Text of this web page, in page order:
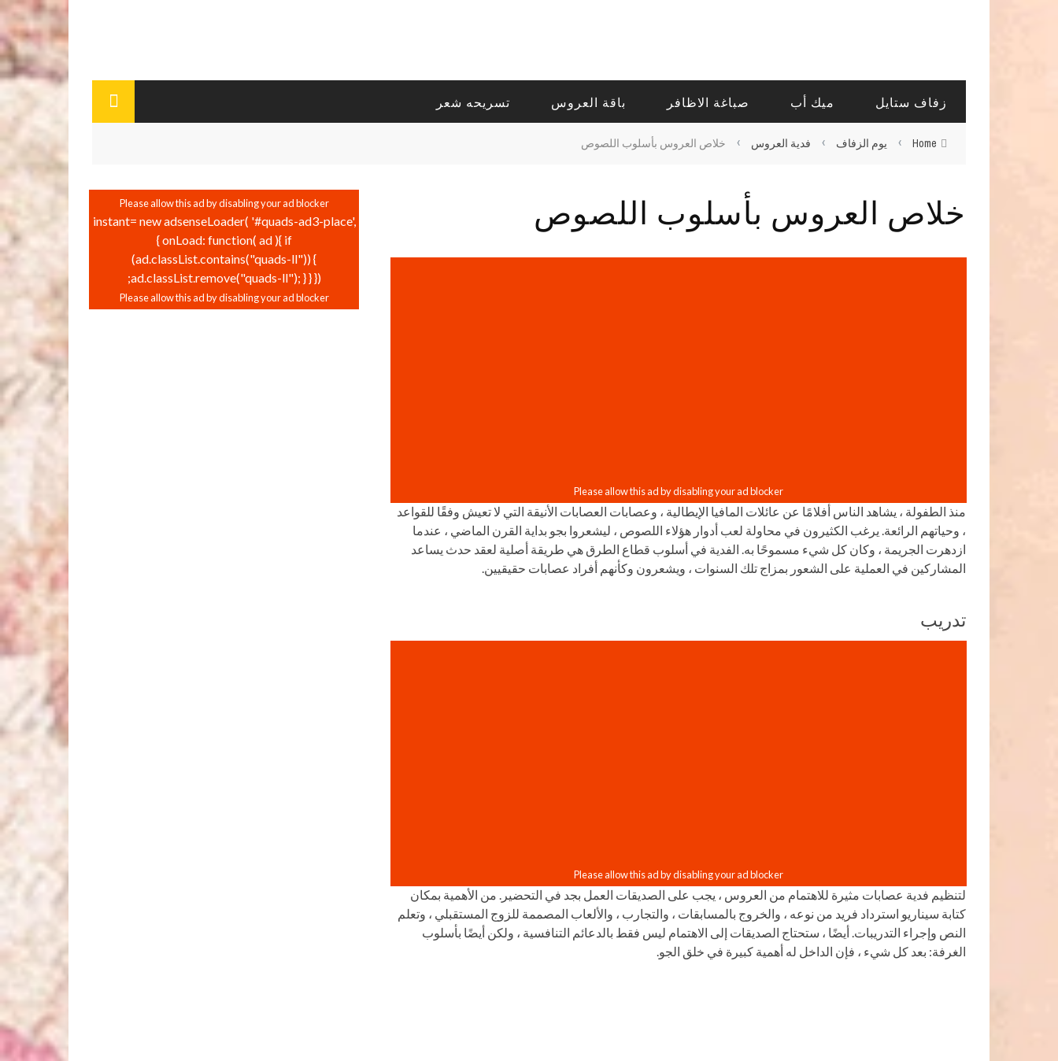
زفاف ستايل ميك أب صباغة الاظافر باقة العروس تسريحه شعر
Home
› يوم الزفاف › فدية العروس › خلاص العروس بأسلوب اللصوص
خلاص العروس بأسلوب اللصوص
منذ الطفولة ، يشاهد الناس أفلامًا عن عائلات المافيا الإيطالية ، وعصابات العصابات الأنيقة التي لا تعيش وفقًا للقواعد
، وحياتهم الرائعة. يرغب الكثيرون في محاولة لعب أدوار هؤلاء اللصوص ، ليشعروا بجو بداية القرن الماضي ، عندما
ازدهرت الجريمة ، وكان كل شيء مسموحًا به. الفدية في أسلوب قطاع الطرق هي طريقة أصلية لعقد حدث يساعد
المشاركين في العملية على الشعور بمزاج تلك السنوات ، ويشعرون وكأنهم أفراد عصابات حقيقيين.
تدريب
لتنظيم فدية عصابات مثيرة للاهتمام من العروس ، يجب على الصديقات العمل بجد في التحضير. من الأهمية بمكان
كتابة سيناريو استرداد فريد من نوعه ، والخروج بالمسابقات ، والتجارب ، والألعاب المصممة للزوج المستقبلي ، وتعلم
النص وإجراء التدريبات. أيضًا ، ستحتاج الصديقات إلى الاهتمام ليس فقط بالدعائم التنافسية ، ولكن أيضًا بأسلوب
الغرفة: بعد كل شيء ، فإن الداخل له أهمية كبيرة في خلق الجو.
instant= new adsenseLoader( '#quads-ad3-place',
{ onLoad: function( ad ){ if
(ad.classList.contains("quads-ll")) {
ad.classList.remove("quads-ll"); } } });